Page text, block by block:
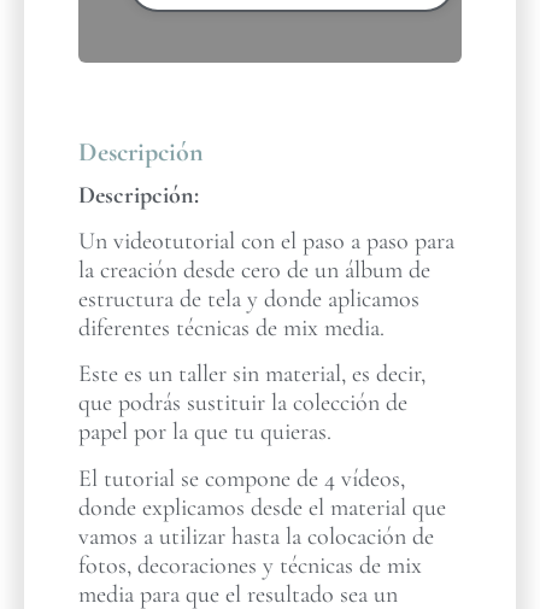
Descripción
Descripción:
Un videotutorial con el paso a paso para
la creación desde cero de un álbum de
estructura de tela y donde aplicamos
diferentes técnicas de mix media.
Este es un taller sin material, es decir,
que podrás sustituir la colección de
papel por la que tu quieras.
El tutorial se compone de 4 vídeos,
donde explicamos desde el material que
vamos a utilizar hasta la colocación de
fotos, decoraciones y técnicas de mix
media para que el resultado sea un